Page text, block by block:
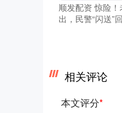
顺发配资 惊险
出，民警“闪送”
相关评论
本文评分*